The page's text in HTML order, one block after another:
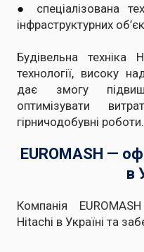
● спеціалізована
інфраструктурних
Будівельна техніка
технології, високу
дає змогу
оптимізувати
гірничодобувні роботи.
EUROMASH —
в
Компанія
Hitachi в Україні та